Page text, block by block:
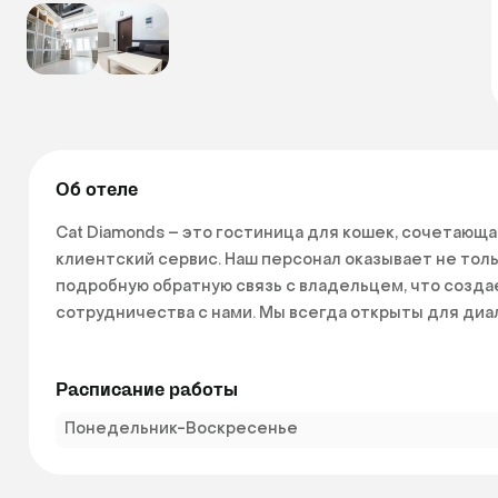
Об отеле
Cat Diamonds – это гостиница для кошек,
клиентский сервис. Наш персонал оказывает не
подробную обратную связь с владельцем, что
сотрудничества с нами. Мы всегда открыты для
день для заселения котика в апартаменты - просто
забирайте своего любимого питомца сразу же
Расписание работы
Понедельник-Воскресенье